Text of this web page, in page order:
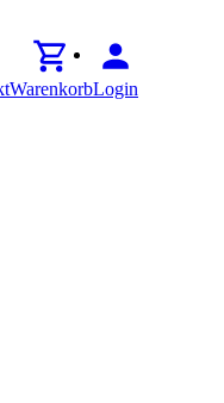
WarenkorbLogin